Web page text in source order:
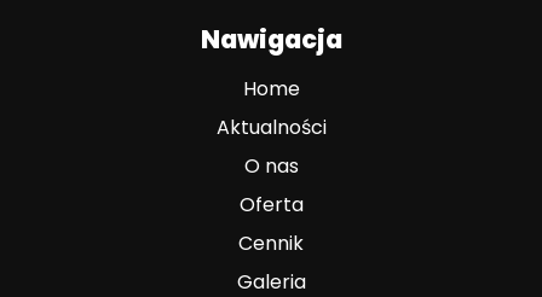
Nawigacja
Home
Aktualności
O nas
Oferta
Cennik
Galeria